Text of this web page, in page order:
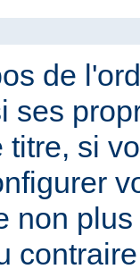
de
ses
titre, si
non